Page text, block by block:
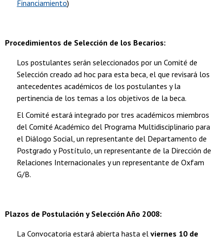
Financiamiento)
Procedimientos de Selección de los Becarios:
Los postulantes serán seleccionados por un Comité de
Selección creado ad hoc para esta beca, el que revisará los
antecedentes académicos de los postulantes y la
pertinencia de los temas a los objetivos de la beca.
El Comité estará integrado por tres académicos miembros
del Comité Académico del Programa Multidisciplinario para
el Diálogo Social, un representante del Departamento de
Postgrado y Postítulo, un representante de la Dirección de
Relaciones Internacionales y un representante de Oxfam
G/B.
Plazos de Postulación y Selección Año 2008:
La Convocatoria estará abierta hasta el viernes 10 de